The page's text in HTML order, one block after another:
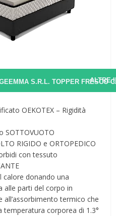
ALTRE
OEKOTEX – Rigidità
SOTTOVUOTO
RIGIDO e ORTOPEDICO
con tessuto
calore donando una
alle parti del corpo in
termico che
temperatura corporea di 1.3°